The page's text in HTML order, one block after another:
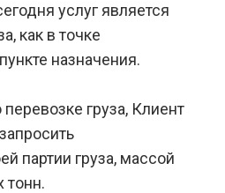
услуг является
как в точке
назначения.
груза, Клиент
партии груза, массой
тонн.